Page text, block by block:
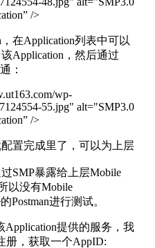
/>
在Application列表中可以
Application，然后通过
：
wp-
55.jpg" alt="SMP3.0
/>
置完成里了，可以为上层
SMP暴露给上层Mobile
以没有Mobile
Postman进行测试。
提供的服务，我
册，获取一个AppID: